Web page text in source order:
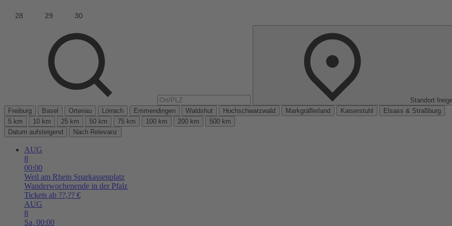
Standort
Freiburg
Basel Ortenau Lörrach Emmendingen Waldshut Hochschwarzwald Markgräflerland Kaiserstuhl
Elsass & Straßburg
5 km
10 km 25 km 50 km 75 km 100 km 200 km
500 km
Datum aufsteigend
Nach Relevanz
AUG
8
00:00
Weil am Rhein Sparkassenplatz
Wanderwochenende in der Pfalz
Tickets ab ??,?? €
AUG
8
Sa, 00:00